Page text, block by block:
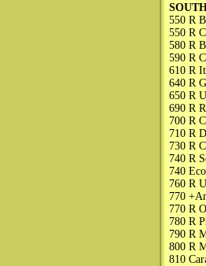
550 R
550 R
580 R
590 R
610 R
640 R
650 R
690 R
700 R
710 R
730 R
740 R
740
760 R
770
770 R
780 R
790 R
800 R
810